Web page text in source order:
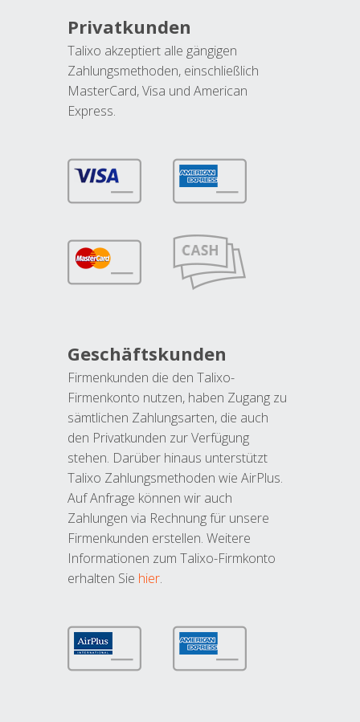
Privatkunden
Talixo akzeptiert alle gängigen
Zahlungsmethoden, einschließlich
MasterCard, Visa und American
Express.
Geschäftskunden
Firmenkunden die den Talixo-
Firmenkonto nutzen, haben Zugang zu
sämtlichen Zahlungsarten, die auch
den Privatkunden zur Verfügung
stehen. Darüber hinaus unterstützt
Talixo Zahlungsmethoden wie AirPlus.
Auf Anfrage können wir auch
Zahlungen via Rechnung für unsere
Firmenkunden erstellen. Weitere
Informationen zum Talixo-Firmkonto
erhalten Sie hier.